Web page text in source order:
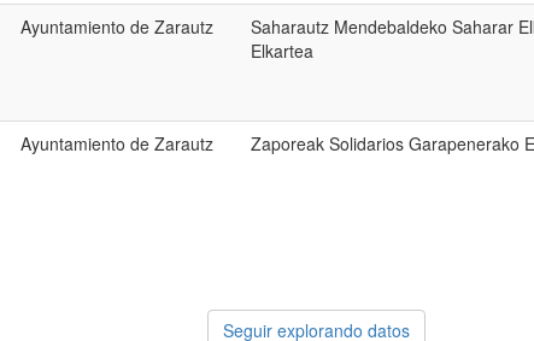
Ayuntamiento de Zarautz
Saharautz Mendebaldeko Saharar
Elkartea
Ayuntamiento de Zarautz Zaporeak Solidarios Garapenerako
Seguir explorando datos